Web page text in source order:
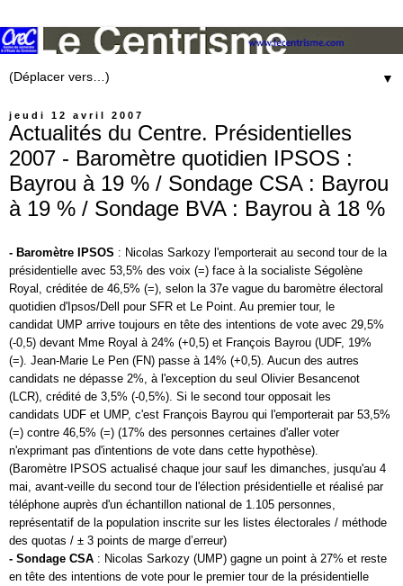
▼
jeudi 12 avril 2007
Actualités du Centre. Présidentielles
2007 - Baromètre quotidien IPSOS :
Bayrou à 19 % / Sondage CSA : Bayrou
à 19 % / Sondage BVA : Bayrou à 18 %
- Baromètre IPSOS : Nicolas Sarkozy l'emporterait au second tour de la
présidentielle avec 53,5% des voix (=) face à la socialiste Ségolène
Royal
, créditée de 46,5% (=), selon la 37e vague du baromètre électoral
quotidien d'Ipsos/Dell pour SFR et Le Point. Au premier tour, le
candidat UMP arrive toujours en tête des intentions de vote avec 29,5%
(-0,5) devant Mme Royal à 24% (+0,5) et François Bayrou (UDF, 19%
(=). Jean-Marie Le Pen (FN) passe à 14% (+0,5). Aucun des autres
candidats ne dépasse 2%, à l'exception du seul Olivier Besancenot
(LCR), crédité de 3,5% (-0,5%). Si le second tour opposait les
candidats UDF et UMP, c'est François Bayrou qui l'emporterait par 53,5%
(=) contre 46,5% (=) (17% des personnes certaines d'aller voter
n'exprimant pas d'intentions de vote dans cette hypothèse).
(Baromètre IPSOS actualisé chaque jour sauf les dimanches, jusqu'au 4
mai, avant-veille du second tour de l'élection présidentielle et réalisé par
téléphone auprès d'un échantillon national de 1.105 personnes,
représentatif de la population inscrite sur les listes électorales / méthode
des quotas / ± 3 points de marge d’erreur)
- Sondage CSA : Nicolas Sarkozy (UMP) gagne un point à 27% et reste
en tête des intentions de vote pour le premier tour de la présidentielle